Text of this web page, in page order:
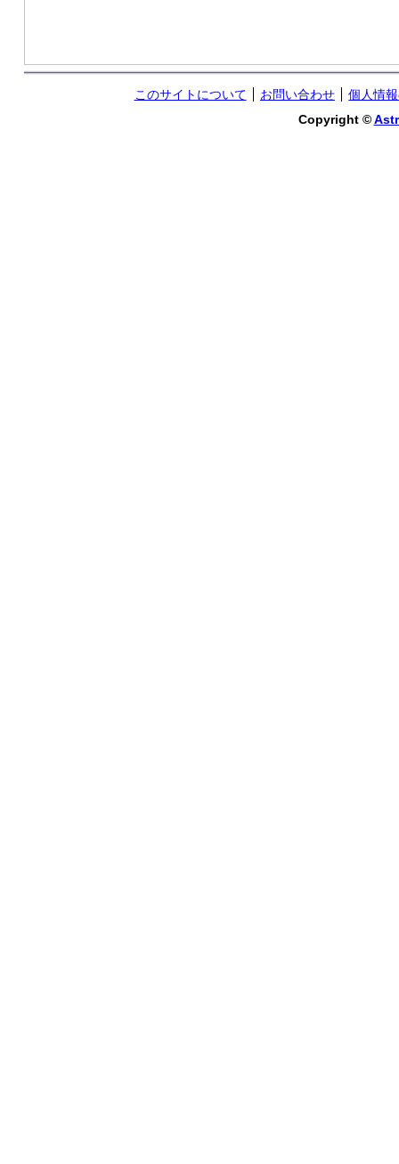
このサイトについて お問い合わせ
個人情
Copyright ©